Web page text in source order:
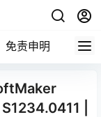
免责申明
|